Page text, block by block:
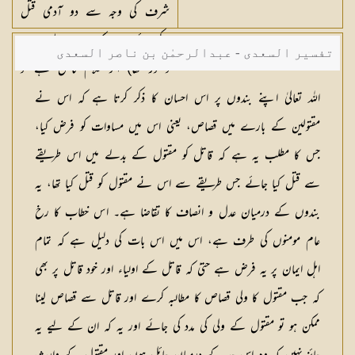
شرف کی وجہ سے دو آدمی قتل
کیے جائیں جیسا کہ عرب جاہلیت میں
دستور تھا) اگر غلام قاتل ہے تو
غلام ہی قتل کیا جائے گا ( یہ نہیں
ہوسکتا کہ مقتول کے آزاد ہونے کی
وجہ سے دو غلام قتل کیے جائیں)
عورت نے قتل کیا ہے تو عورت
ہی قتل کی جائے گی۔ اور پھر اگر
ایسا ہو کہ کسی قاتل کو مقتول کے
وارث سے کہ (رشتہ انسانی میں) اس
کا بھائی ہے معافی مل جائے (اور
قتل کی جگہ خوں بہا لینے پر راضی
تفسیر السعدی - عبدالرحمٰن بن ناصر السعدی
اللہ تعالیٰ اپنے بندوں پر اس احسان کا ذکر کرتا ہے کہ اس نے
مقتولین کے بارے میں قصاص، یعنی اس میں مساوات کو فرض کیا،
جس کا مطلب یہ ہے کہ قاتل کو مقتول کے بدلے میں اس طریقے
سے قتل کیا جائے جس طریقے سے اس نے مقتول کو قتل کیا تھا، یہ
بندوں کے درمیان عدل و انصاف کا تقاضا ہے۔ اس خطاب کا رخ
عام مومنوں کی طرف ہے، اس میں اس بات کی دلیل ہے کہ تمام
اہل ایمان پر یہ فرض ہے حتیٰ کہ قاتل کے اولیاء اور خود قاتل پر بھی
کہ جب مقتول کا ولی قصاص کا مطالبہ کرے اور قاتل سے قصاص لینا
ممکن ہو تو مقتول کے ولی کی مدد کی جائے اور یہ کہ ان کے لیے یہ